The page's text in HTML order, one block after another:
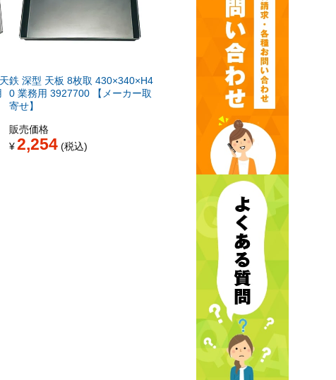
鉄 深型 天板 8枚取 430×340×H4
0 業務用 3927700 【メーカー取
寄せ】
販売価格
¥2,254 税込